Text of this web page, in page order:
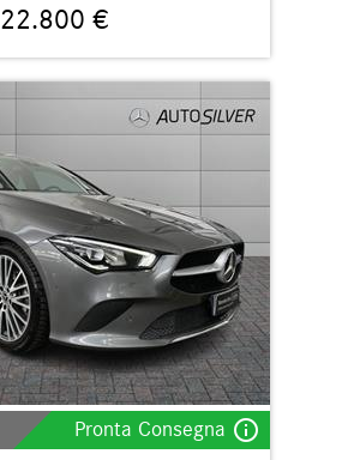
22.800 €
Pronta Consegna info_outline